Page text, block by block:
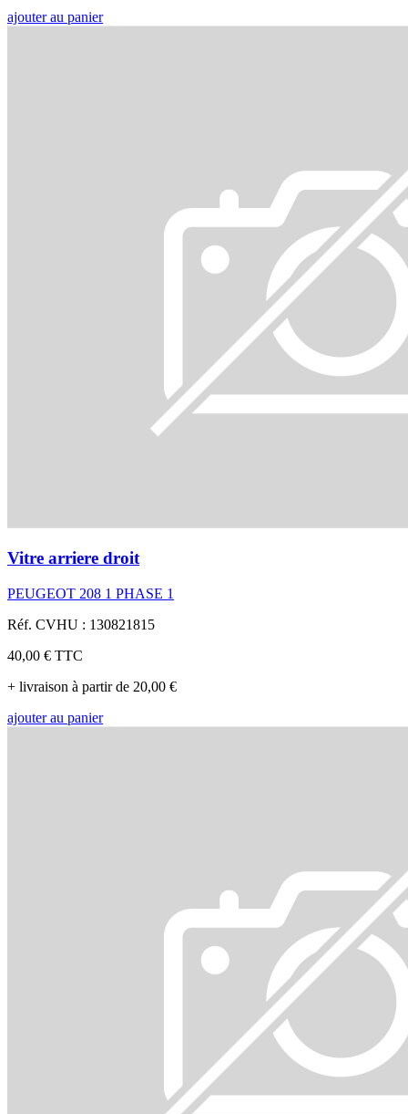
ajouter au panier
Vitre arriere droit
PEUGEOT 208 1 PHASE 1
Réf. CVHU : 130821815
40,00 € TTC
+ livraison à partir de 20,00 €
ajouter au panier